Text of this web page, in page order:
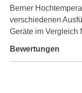
Berner
verschiedenen
Geräte im
Bewertungen